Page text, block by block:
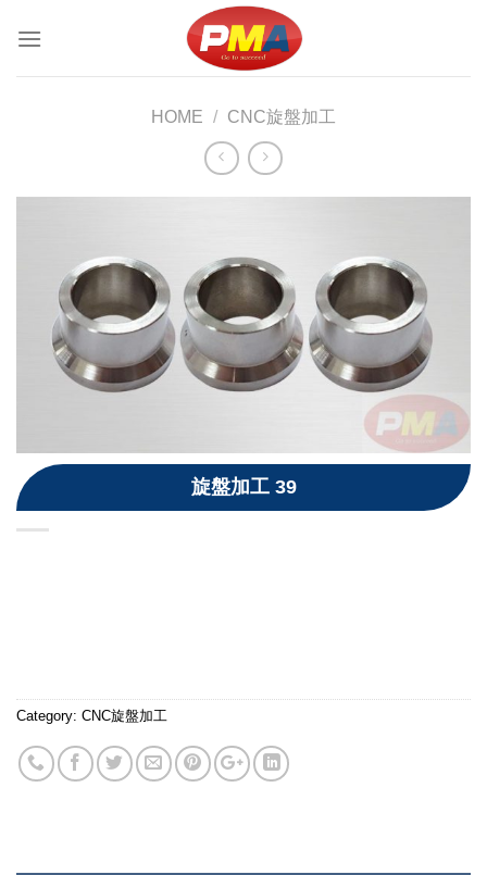
HOME / CNC旋盤加工
旋盤加工 39
Category: CNC旋盤加工